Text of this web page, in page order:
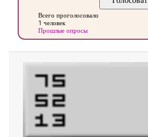
Всего проголосовало
1 человек
Прошлые опросы